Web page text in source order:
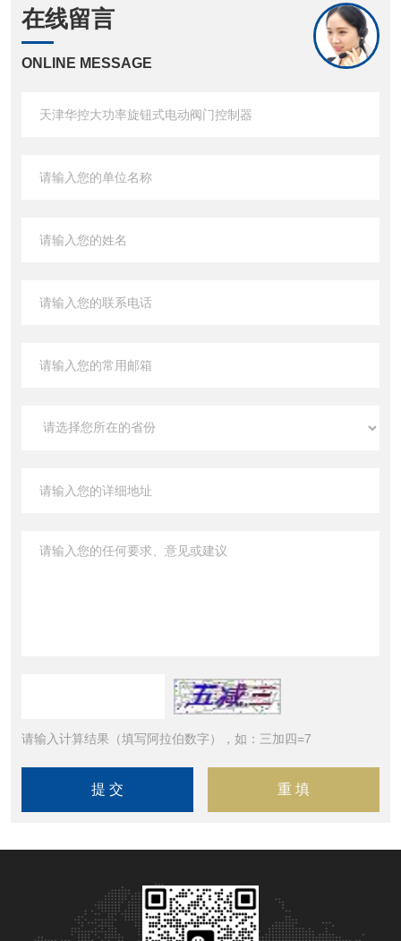
在线留言
ONLINE MESSAGE
请输入计算结果（填写阿拉伯数字），如：三加四=7